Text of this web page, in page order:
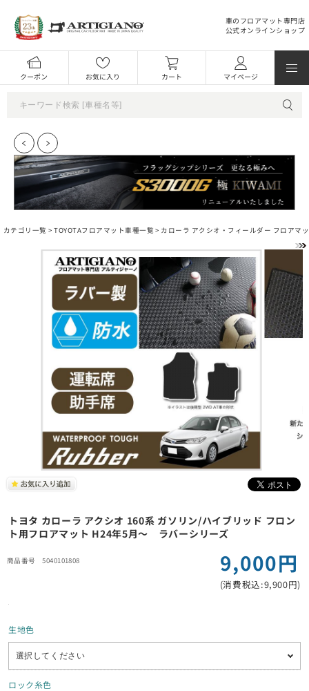
車のフロアマット専門店
公式オンラインショップ
クーポン お気に入り カート マイページ
カテゴリ一覧 >TOYOTAフロアマット車種一覧 > カローラ アクシオ・フィールダー フロアマ
トヨタ カローラ アクシオ 160系 ガソリン/ハイブリッド フロン
ト用フロアマット H24年5月～ ラバーシリーズ
5040101808 9,000円
(消費税込:9,900円)
生地色
ロック糸色